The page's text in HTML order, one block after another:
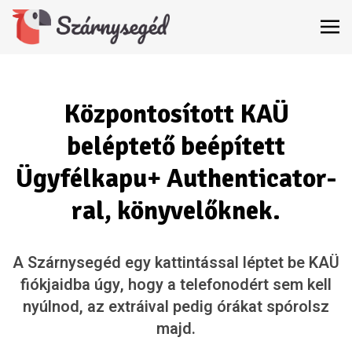
Központosított KAÜ
beléptető beépített
Ügyfélkapu+ Authenticator-
ral, könyvelőknek.
A Szárnysegéd egy kattintással léptet be KAÜ
fiókjaidba úgy, hogy a telefonodért sem kell
nyúlnod, az extráival pedig órákat spórolsz
majd.